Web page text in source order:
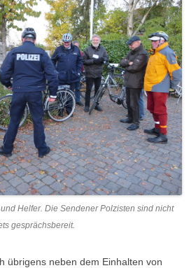
Helfer. Die Sendener Polzisten sind nicht
gesprächsbereit.
übrigens neben dem Einhalten von